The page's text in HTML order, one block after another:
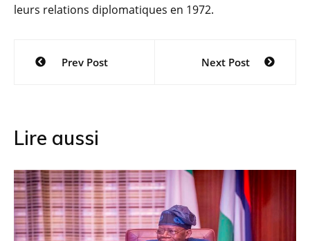
leurs relations diplomatiques en 1972.
Navigation
Prev Post Next Post
Lire aussi